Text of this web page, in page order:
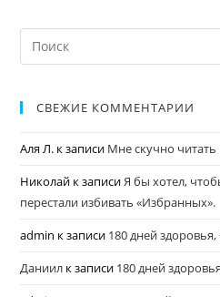
СВЕЖИЕ КОММЕНТАРИИ
Аля Л. к записи Мне скучно
Николай к записиЯ бы хотел,
перестали избивать «Избранных».
admin к записи 180 дней
Даниил к записи 180 дней